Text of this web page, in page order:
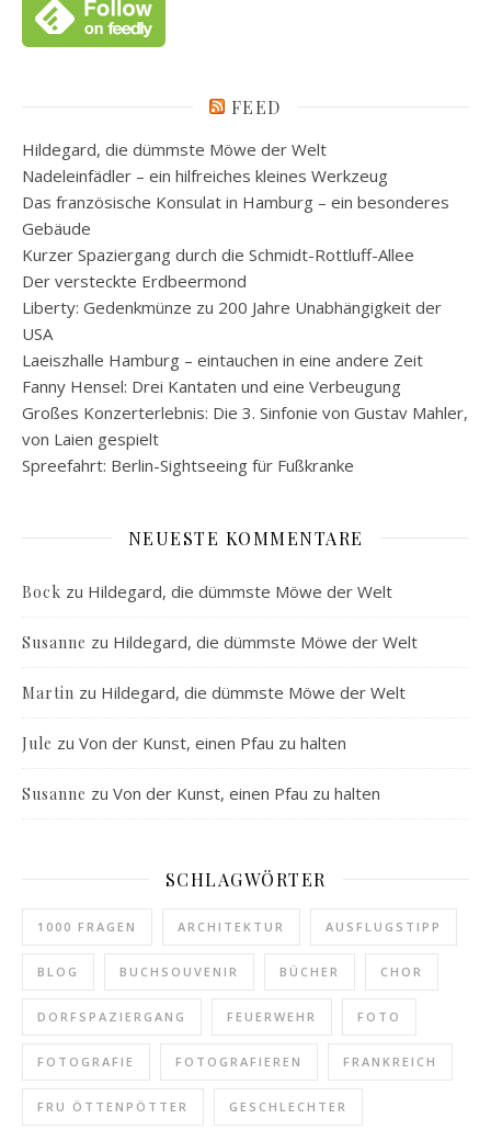
FEED
Hildegard, die dümmste Möwe der Welt
Nadeleinfädler – ein hilfreiches kleines Werkzeug
Das französische Konsulat in Hamburg – ein besonderes
Gebäude
Kurzer Spaziergang durch die Schmidt-Rottluff-Allee
Der versteckte Erdbeermond
Liberty: Gedenkmünze zu 200 Jahre Unabhängigkeit der
USA
Laeiszhalle Hamburg – eintauchen in eine andere Zeit
Fanny Hensel: Drei Kantaten und eine Verbeugung
Großes Konzerterlebnis: Die 3. Sinfonie von Gustav Mahler,
von Laien gespielt
Spreefahrt: Berlin-Sightseeing für Fußkranke
NEUESTE KOMMENTARE
Bock zu Hildegard, die dümmste Möwe der Welt
Susanne zu Hildegard, die dümmste Möwe der Welt
Martin zu Hildegard, die dümmste Möwe der Welt
Jule zu Von der Kunst, einen Pfau zu halten
Susanne zu Von der Kunst, einen Pfau zu halten
SCHLAGWÖRTER
1000 FRAGEN ARCHITEKTUR AUSFLUGSTIPP
BLOG BUCHSOUVENIR BÜCHER CHOR
DORFSPAZIERGANG FEUERWEHR FOTO
FOTOGRAFIE FOTOGRAFIEREN FRANKREICH
FRU ÖTTENPÖTTER GESCHLECHTER